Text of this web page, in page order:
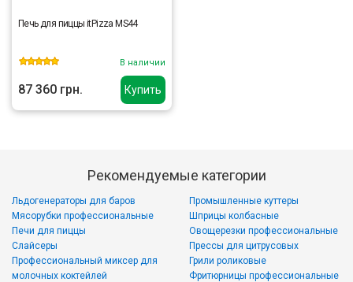
Купить
Печь для пиццы itPizza MS44
В наличии
87 360 грн.
Рекомендуемые категории
Льдогенераторы для баров
Мясорубки профессиональные
Печи для пиццы
Слайсеры
Промышленные куттеры
Шприцы колбасные
Овощерезки профессиональные
Прессы для цитрусовых
Профессиональный миксер для
молочных коктейлей
Грили роликовые
Фритюрницы профессиональные